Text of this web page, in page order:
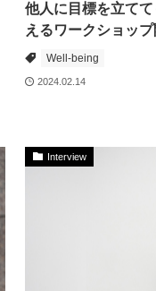
他人に目標を立て
えるワークショッ
Well-being
2024.02.14
Interview